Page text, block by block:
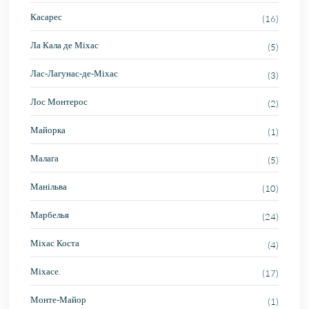
Касарес (16)
Ла Кала де Міхас (5)
Лас-Лагунас-де-Міхас (3)
Лос Монтерос (2)
Майорка (1)
Малага (5)
Манільва (10)
Марбелья (24)
Міхас Коста (4)
Міхасе. (17)
Монте-Майор (1)